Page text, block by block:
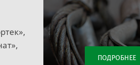
ПОДРОБНЕЕ